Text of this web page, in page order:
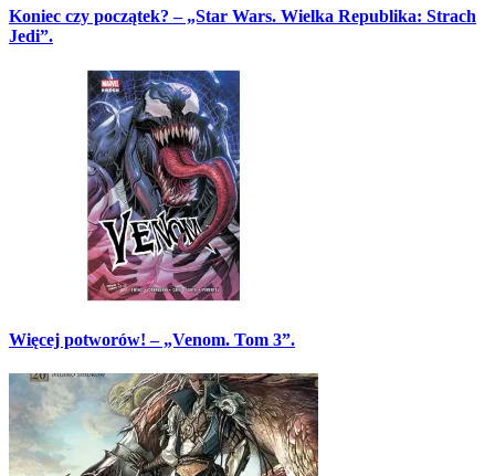
Koniec czy początek? – „Star Wars. Wielka Republika: Strach
Jedi”.
Więcej potworów! – „Venom. Tom 3”.